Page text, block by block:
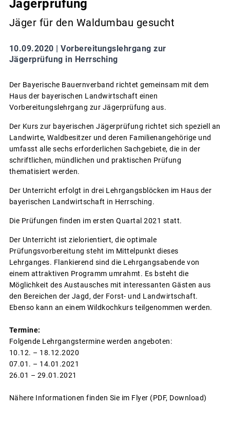
Jägerprüfung
Jäger für den Waldumbau gesucht
10.09.2020 | Vorbereitungslehrgang zur
Jägerprüfung in Herrsching
Der Bayerische Bauernverband richtet gemeinsam mit dem
Haus der bayerischen Landwirtschaft einen
Vorbereitungslehrgang zur Jägerprüfung aus.
Der Kurs zur bayerischen Jägerprüfung richtet sich speziell an
Landwirte, Waldbesitzer und deren Familienangehörige und
umfasst alle sechs erforderlichen Sachgebiete, die in der
schriftlichen, mündlichen und praktischen Prüfung
thematisiert werden.
Der Unterricht erfolgt in drei Lehrgangsblöcken im Haus der
bayerischen Landwirtschaft in Herrsching.
Die Prüfungen finden im ersten Quartal 2021 statt.
Der Unterricht ist zielorientiert, die optimale
Prüfungsvorbereitung steht im Mittelpunkt dieses
Lehrganges. Flankierend sind die Lehrgangsabende von
einem attraktiven Programm umrahmt. Es bsteht die
Möglichkeit des Austausches mit interessanten Gästen aus
den Bereichen der Jagd, der Forst- und Landwirtschaft.
Ebenso kann an einem Wildkochkurs teilgenommen werden.
Termine:
Folgende Lehrgangstermine werden angeboten:
10.12. – 18.12.2020
07.01. – 14.01.2021
26.01 – 29.01.2021
Nähere Informationen finden Sie im Flyer (PDF, Download)